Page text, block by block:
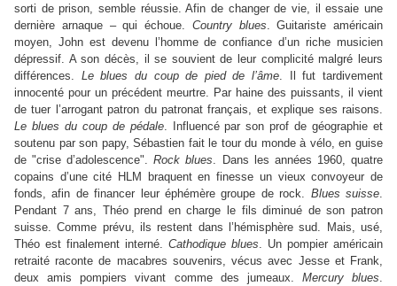
sorti de prison, semble réussie. Afin de changer de vie, il essaie une
dernière arnaque – qui échoue. Country blues. Guitariste américain
moyen, John est devenu l’homme de confiance d’un riche musicien
dépressif. A son décès, il se souvient de leur complicité malgré leurs
différences. Le blues du coup de pied de l’âme. Il fut tardivement
innocenté pour un précédent meurtre. Par haine des puissants, il vient
de tuer l’arrogant patron du patronat français, et explique ses raisons.
Le blues du coup de pédale. Influencé par son prof de géographie et
soutenu par son papy, Sébastien fait le tour du monde à vélo, en guise
de "crise d’adolescence".Rock blues. Dans les années 1960, quatre
copains d’une cité HLM braquent en finesse un vieux convoyeur de
fonds, afin de financer leur éphémère groupe de rock. Blues suisse.
Pendant 7 ans, Théo prend en charge le fils diminué de son patron
suisse. Comme prévu, ils restent dans l’hémisphère sud. Mais, usé,
Théo est finalement interné. Cathodique blues. Un pompier américain
retraité raconte de macabres souvenirs, vécus avec Jesse et Frank,
deux amis pompiers vivant comme des jumeaux. Mercury blues.